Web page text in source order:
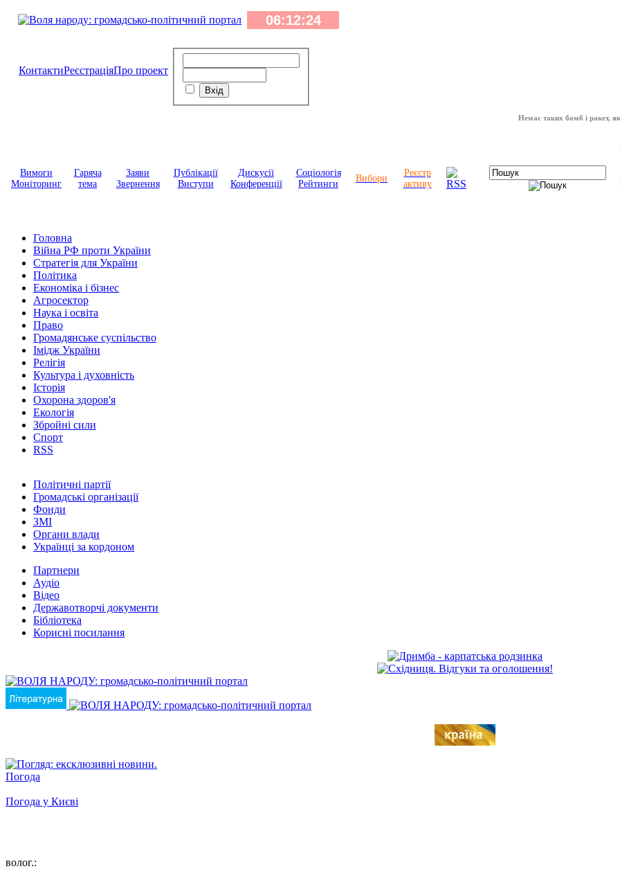
КонтактиРеєстраціяПро проект
Немає таких бомб і ракет, які
Вимоги
Моніторинг
Гаряча
тема
Заяви
Звернення
Публікації
Виступи
Дискусії
Конференції
Соціологія
Рейтинги
Вибори
Реєстр
активу
Головна
Війна РФ проти України
Стратегія для України
Політика
Економіка і бізнес
Агросектор
Наука і освіта
Право
Громадянське суспільство
Імідж України
Релігія
Культура і духовність
Історія
Охорона здоров'я
Екологія
Збройні сили
Спорт
RSS
Політичні партії
Громадські організації
Фонди
ЗМІ
Органи влади
Українці за кордоном
Партнери
Аудіо
Відео
Державотворчі документи
Бібліотека
Корисні посилання
Погода
Погода у Києві
волог.: